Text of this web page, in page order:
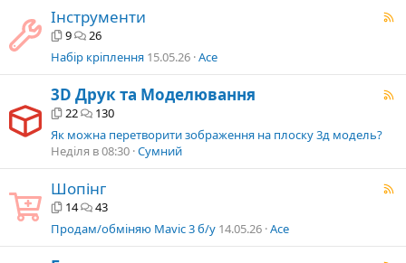
Інструменти
9
26
Набір кріплення 15.05.26 Ace
3D Друк та Моделювання
22
130
Як можна перетворити зображення на плоску 3д модель?
Неділя в 08:30 Сумний
Шопінг
14
43
Продам/обміняю Mavic 3 б/у 14.05.26 Ace